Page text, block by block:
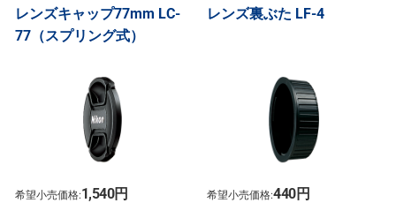
レンズキャップ77mm LC-
77（スプリング式）
希望小売価格:1,540円
レンズ裏ぶた LF-4
希望小売価格:440円